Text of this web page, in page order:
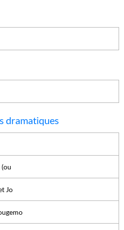
dramatiques
Jo